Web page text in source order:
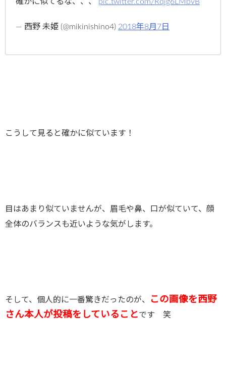
— 西野 未姫 (@mikinishino4) 2018年8月7日
こうして見ると確かに似ています！
目はあまり似ていませんが、眉毛や鼻、口が似ていて、顔
全体のバランスも近いような気がします。
そして、個人的に一番驚きだったのが、
この画像を西野
さん本人が投稿をしていることです 笑